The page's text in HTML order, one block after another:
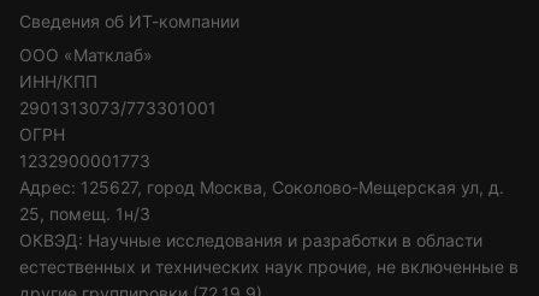
Сведения об ИТ-компании
ООО «Матклаб»
ИНН/КПП
2901313073/773301001
ОГРН
1232900001773
Адрес: 125627, город Москва, Соколово-Мещерская ул, д.
25, помещ. 1н/3
ОКВЭД: Научные исследования и разработки в области
естественных и технических наук прочие, не включенные в